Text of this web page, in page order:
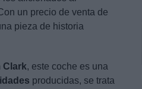
un precio de venta de
pieza de historia
Clark, este coche es una
producidas, se trata